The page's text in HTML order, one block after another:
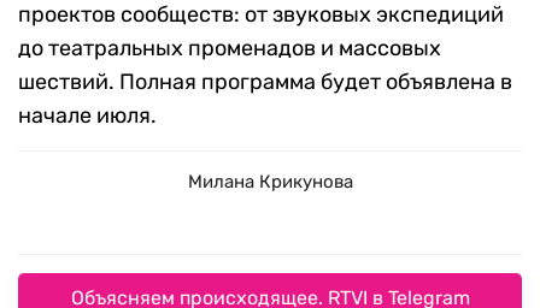
проектов сообществ: от звуковых экспедиций
до театральных променадов и массовых
шествий. Полная программа будет объявлена в
начале июля.
Милана Крикунова
Объясняем происходящее. RTVI в Telegram